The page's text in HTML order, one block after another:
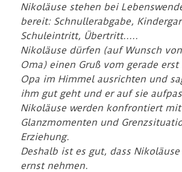
Nikoläuse stehen bei
bereit: Schnullerabgabe,
Schuleintritt, Übertritt…..
Nikoläuse dürfen (auf Wunsch
Oma) einen Gruß vom gerade
Opa im Himmel ausrichten und
ihm gut geht und er auf sie
Nikoläuse werden konfrontiert mit
Glanzmomenten und
Erziehung.
Deshalb ist es gut, dass
ernst nehmen.